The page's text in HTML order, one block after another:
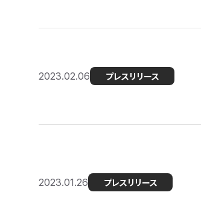
2023.02.06 プレスリリース
2023.01.26 プレスリリース